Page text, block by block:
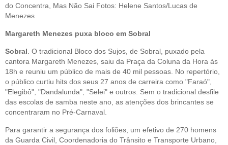
do Concentra, Mas Não Sai Fotos: Helene Santos/Lucas de
Menezes
Margareth Menezes puxa bloco em Sobral
Sobral . O tradicional Bloco dos Sujos, de Sobral, puxado pela
cantora Margareth Menezes, saiu da Praça da Coluna da Hora às
18h e reuniu um público de mais de 40 mil pessoas. No repertório,
o público curtiu hits dos seus 27 anos de carreira como "Faraó",
"Elegibô", "Dandalunda", "Selei" e outros. Sem o tradicional desfile
das escolas de samba neste ano, as atenções dos brincantes se
concentraram no Pré-Carnaval.
Para garantir a segurança dos foliões, um efetivo de 270 homens
da Guarda Civil, Coordenadoria do Trânsito e Transporte Urbano,